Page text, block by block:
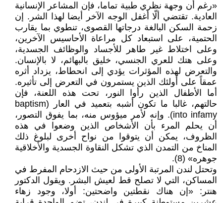
«رغم أن وجهة نظري طبية تماما، فإن المشاعر الإنسانية
العادية. تقتضي ألّا أغفل الوجه الآخر أيضا لهذا الشر. إن
زحمة السكن البالغة درجاتها القصوى، تنطوي بما يقارب
الحتمية، على استبعاد كل مراعاة الأحاسيس الآخرين،
وعلى اختلاط غير طاهر للأجساد والوظائف الجسدية،
وعلى هتك للعري الجنسي، خلیق بالبهائم، لا بالإنسان.
والتعرض لهذه المؤثرات يؤدي إلى انحطاط، يزداد أثره
عمقاً على أولئك الذين يستمرون في التعرض إلى تأثيره.
أما الأطفال الذين رأوا النور، تحت هذه اللعنة، فإن
حالتهم، غالبا ما تكون أشبه بتعميد في العار (baptism
into infamy). وإنه لأمر ميؤوس منه، بما يفوق التصور،
أن يحلم المرء بأن الأشخاص الذين وضعوا في هذه
الظروف، يمكن أن يتوقوا من نواح أخرى لبلوغ ذلك
المناخ من التمدن الذي تشكل النقاوة الجسدية والأخلاقية
جوهره» (8).
وتحتل لندن المرتبة الأولى من حيث الازدحام المفرط في
المساكن، التي لا تصلح قط لعيش البشر. ويقول الدكتور
هنتر: «إن هناك نقطتين واضحتين: أولا، وجود زهاء